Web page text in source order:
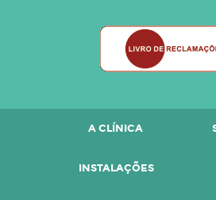
A CLÍNICA
INSTALAÇÕES